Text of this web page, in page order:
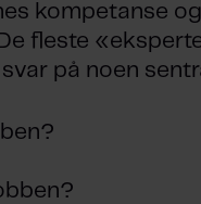
kompetanse
fleste
på noen